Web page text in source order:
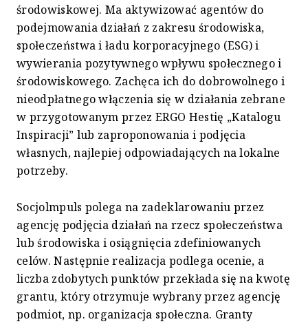
środowiskowej. Ma aktywizować agentów do
podejmowania działań z zakresu środowiska,
społeczeństwa i ładu korporacyjnego (ESG) i
wywierania pozytywnego wpływu społecznego i
środowiskowego. Zachęca ich do dobrowolnego i
nieodpłatnego włączenia się w działania zebrane
w przygotowanym przez ERGO Hestię „Katalogu
Inspiracji” lub zaproponowania i podjęcia
własnych, najlepiej odpowiadających na lokalne
potrzeby.
Socjolmpuls polega na zadeklarowaniu przez
agencję podjęcia działań na rzecz społeczeństwa
lub środowiska i osiągnięcia zdefiniowanych
celów. Następnie realizacja podlega ocenie, a
liczba zdobytych punktów przekłada się na kwotę
grantu, który otrzymuje wybrany przez agencję
podmiot, np. organizacja społeczna. Granty